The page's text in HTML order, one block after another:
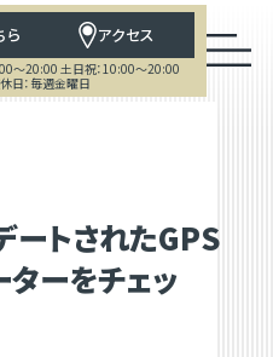
ら アクセス
～20:00 土日祝：10:00～20:00
日：毎週金曜日
ートされたGPS
ーをチェッ